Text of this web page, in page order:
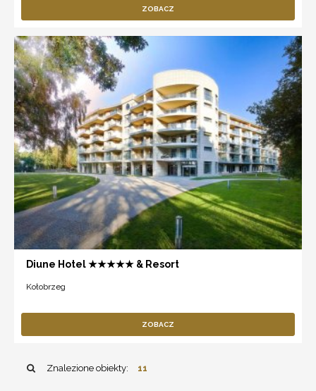
ZOBACZ
Diune Hotel ★★★★★ & Resort
Kołobrzeg
ZOBACZ
Znalezione obiekty: 11